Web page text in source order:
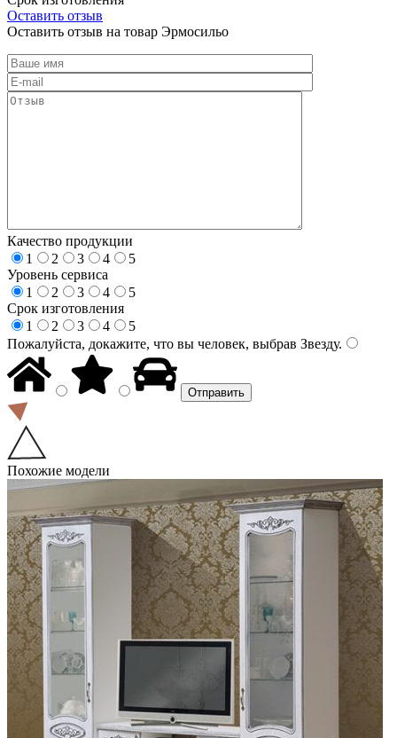
Оставить отзыв
Оставить отзыв на товар Эрмосильо
Качество продукции
1
2 3 4
5
Уровень сервиса
1
2 3 4
5
Срок изготовления
1
2 3 4
5
Пожалуйста, докажите, что вы человек, выбрав Звезду.
Похожие модели